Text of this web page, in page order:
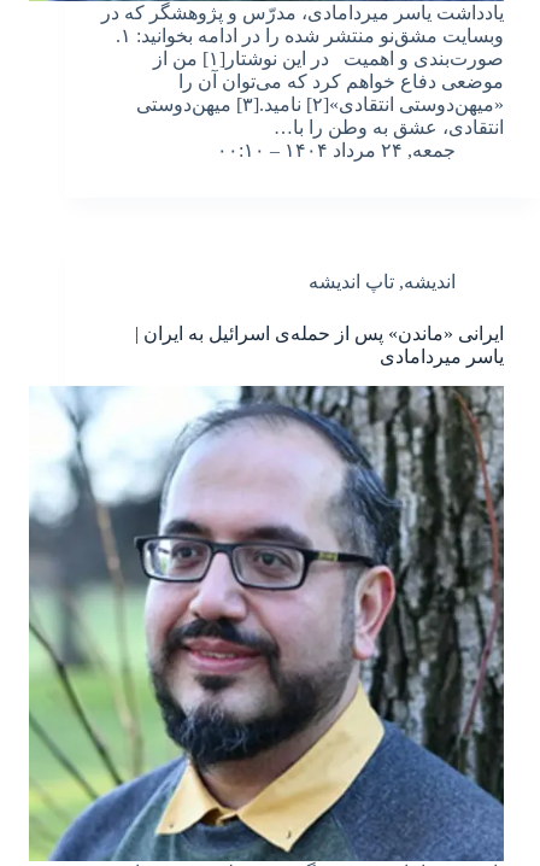
یادداشت یاسر میردامادی، مدرّس و پژوهشگر که در
وبسایت مشق‌نو منتشر شده را در ادامه بخوانید: ۱.
صورت‌بندی و اهمیت در این نوشتار[۱] من از
موضعی دفاع خواهم کرد که می‌توان آن را
«میهن‌دوستی انتقادی»[۲] نامید.[۳] میهن‌دوستی
انتقادی، عشق به وطن را با…
جمعه, ۲۴ مرداد ۱۴۰۴ – ۰۰:۱۰
اندیشه, تاپ اندیشه
ایرانی «ماندن» پس از حمله‌ی اسرائیل به ایران |
یاسر میردامادی